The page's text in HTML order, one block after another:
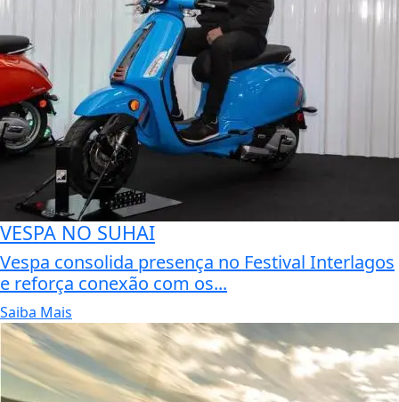
VESPA NO SUHAI
Vespa consolida presença no Festival Interlagos
e reforça conexão com os...
Saiba Mais